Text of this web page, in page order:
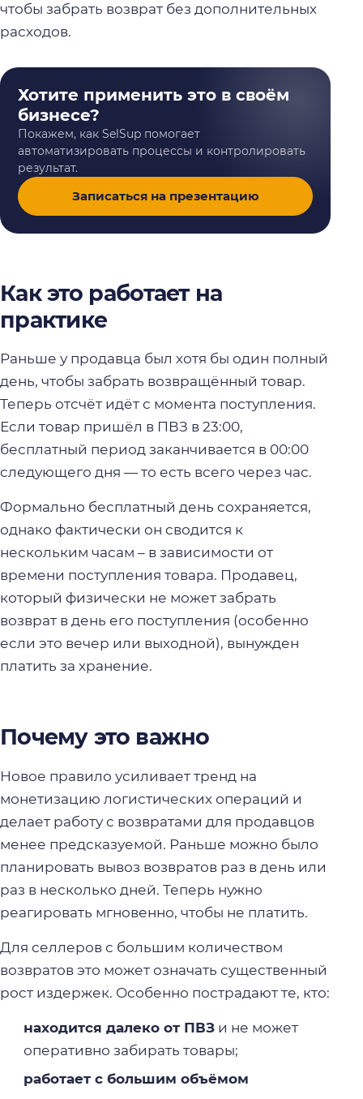
чтобы забрать возврат без дополнительных
расходов.
Хотите применить это в своём
бизнесе?
Покажем, как SelSup помогает
автоматизировать процессы и контролировать
результат.
Записаться на презентацию
Как это работает на
практике
Раньше у продавца был хотя бы один полный
день, чтобы забрать возвращённый товар.
Теперь отсчёт идёт с момента поступления.
Если товар пришёл в ПВЗ в 23:00,
бесплатный период заканчивается в 00:00
следующего дня — то есть всего через час.
Формально бесплатный день сохраняется,
однако фактически он сводится к
нескольким часам – в зависимости от
времени поступления товара. Продавец,
который физически не может забрать
возврат в день его поступления (особенно
если это вечер или выходной), вынужден
платить за хранение.
Почему это важно
Новое правило усиливает тренд на
монетизацию логистических операций и
делает работу с возвратами для продавцов
менее предсказуемой. Раньше можно было
планировать вывоз возвратов раз в день или
раз в несколько дней. Теперь нужно
реагировать мгновенно, чтобы не платить.
Для селлеров с большим количеством
возвратов это может означать существенный
рост издержек. Особенно пострадают те, кто:
находится далеко от ПВЗи не может
оперативно забирать товары;
работает с большим объёмом